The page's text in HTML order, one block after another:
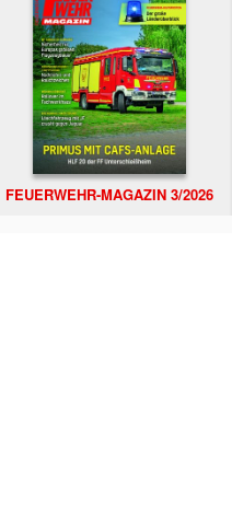
FEUERWEHR-MAGAZIN 3/2026